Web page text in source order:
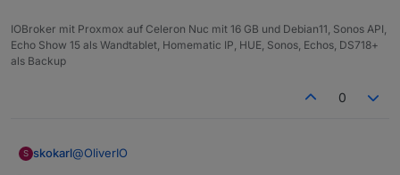
IOBroker mit Proxmox auf Celeron Nuc mit 16 GB und Debian11, Sonos API,
Echo Show 15 als Wandtablet, Homematic IP, HUE, Sonos, Echos, DS718+
als Backup
0
S skokarl@OliverIO